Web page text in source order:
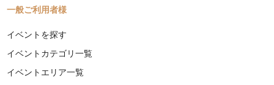
一般ご利用者様
イベントを探す
イベントカテゴリ一覧
イベントエリア一覧